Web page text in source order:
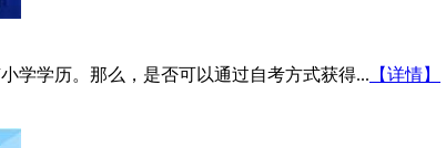
学学历。那么，是否可以通过自考方式获得... 【详情】